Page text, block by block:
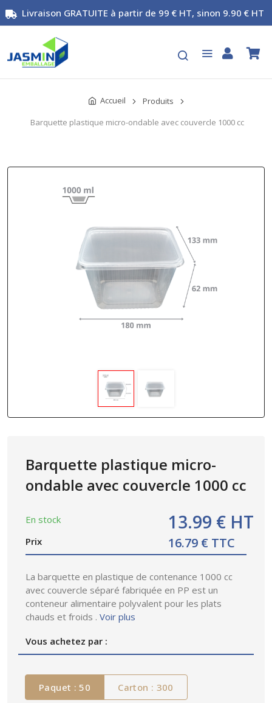
Livraison GRATUITE à partir de 99 € HT, sinon 9.90 € HT
Accueil
Produits
Barquette plastique micro-ondable avec couvercle 1000 cc
Barquette plastique micro-
ondable avec couvercle 1000 cc
En stock
Prix
13.99 € HT
16.79 € TTC
La barquette en plastique de contenance 1000 cc
avec couvercle séparé fabriquée en PP est un
conteneur alimentaire polyvalent pour les plats
chauds et froids . Voir plus
Vous achetez par :
Paquet : 50 Carton : 300